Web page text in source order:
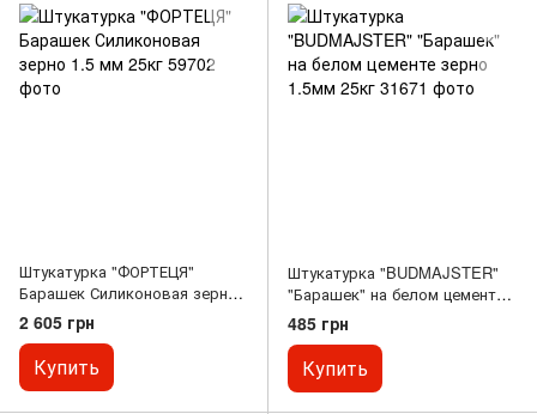
Штукатурка "ФОРТЕЦЯ"
Барашек Силиконовая зерно
1.5 мм 25кг
2 605 грн
Купить
Штукатурка "BUDMAJSTER"
"Барашек" на белом цементе
зерно 1.5мм 25кг
485 грн
Купить